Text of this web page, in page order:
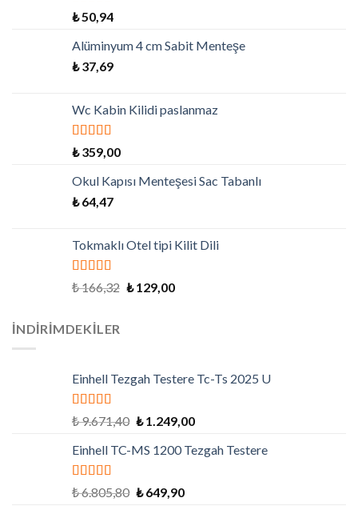
5 üzerinden
oy aldı
₺50,94
Alüminyum 4 cm Sabit Menteşe
₺37,69
Wc Kabin Kilidi paslanmaz
5 üzerinden
oy aldı
₺359,00
Okul Kapısı Menteşesi Sac Tabanlı
₺64,47
Tokmaklı Otel tipi Kilit Dili
5 üzerinden
oy aldı
₺166,32 ₺129,00
İNDIRIMDEKILER
Einhell Tezgah Testere Tc-Ts 2025 U
5 üzerinden
oy aldı
₺9.671,40 ₺1.249,00
Einhell TC-MS 1200 Tezgah Testere
5 üzerinden
oy aldı
₺6.805,80 ₺649,90